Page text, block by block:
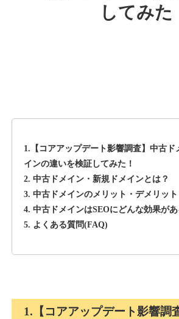
rageboy.com
詳細を見る
sug-web.jp
ジャンル その他
DA42 外部リンク数740 ドメイ
3,300円 入札 2件
してみた
1.【コアアップデート影響調査】中古ド
インの違いを検証してみた！
2. 中古ドメイン・新規ドメインとは？
3. 中古ドメインのメリット・デメリット
4. 中古ドメインはSEOにどんな効果があ
5. よくある質問(FAQ)
1.【コアアップデート影響調